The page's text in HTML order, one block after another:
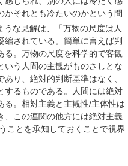
かそれとも冷たいのかという問
うな見解は、「万物の尺度は人
縮されている。簡単に言えば判
。万物の尺度を科学的で客観
いう人間の主観がものさしとな
り、絶対的判断基準はなく、
するものである。人間には絶対
る。相対主義と主観性/主体性は
、この連関の他方には絶対主義
ことを承知しておくことで視界